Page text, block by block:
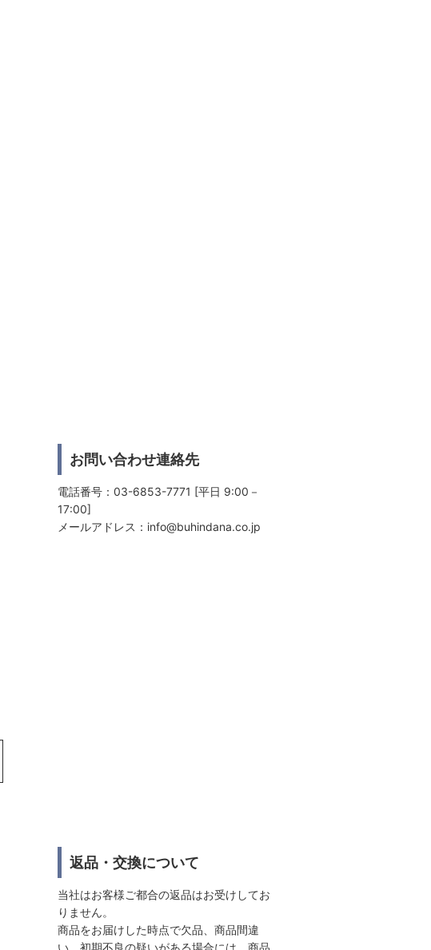
お問い合わせ連絡先
電話番号：03-6853-7771 [平日 9:00－
17:00]
メールアドレス： info@buhindana.co.jp
返品・交換について
当社はお客様ご都合の返品はお受けしてお
りません。
商品をお届けした時点で欠品、商品間違
い、初期不良の疑いがある場合には、商品